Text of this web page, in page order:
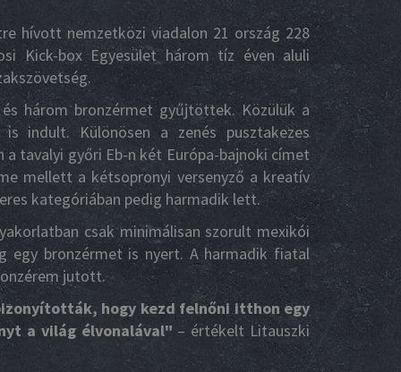
hívott nemzetközi viadalon 21 ország 228
Kick-box Egyesület három tíz éven aluli
három bronzérmet gyűjtöttek. Közülük a
indult. Különösen a zenés pusztakezes
tavalyi győri Eb-n két Európa-bajnoki címet
mellett a kétsopronyi versenyző a kreatív
kategóriában pedig harmadik lett.
csak minimálisan szorult mexikói
egy bronzérmet is nyert. A harmadik fiatal
jutott.
hogy kezd felnőni itthon egy
a világ élvonalával" – értékelt Litauszki